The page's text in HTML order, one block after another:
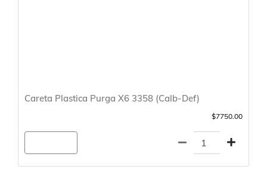
Careta Plastica Purga X6 3358 (Calb-Def)
$7750.00